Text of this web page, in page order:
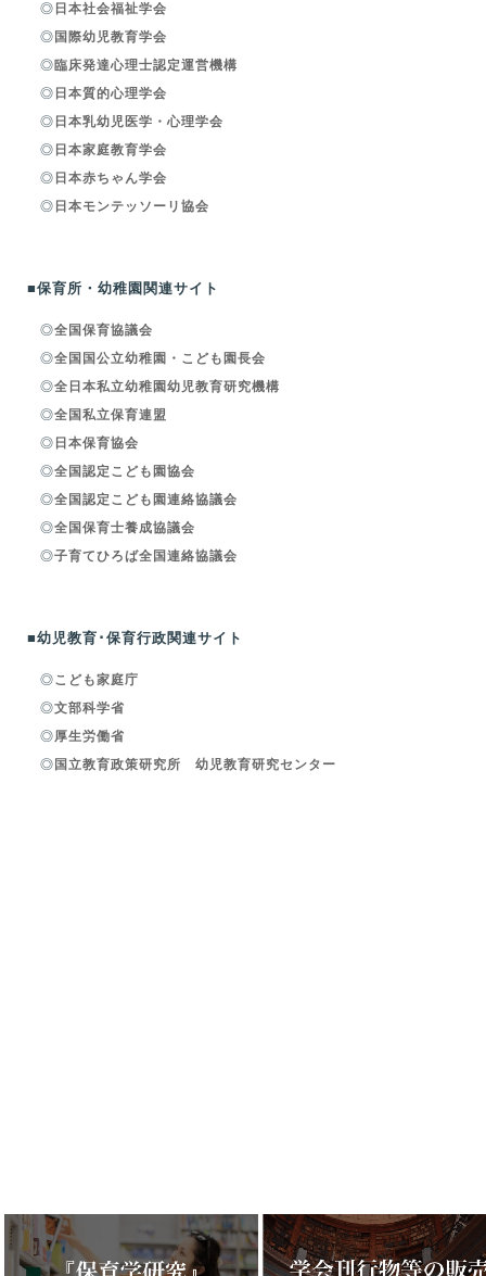
◎ 日本社会福祉学会
◎ 国際幼児教育学会
◎臨床発達心理士認定運営機構
◎ 日本質的心理学会
◎ 日本乳幼児医学・心理学会
◎ 日本家庭教育学会
◎ 日本赤ちゃん学会
◎ 日本モンテッソーリ協会
■保育所・幼稚園関連サイト
◎全国保育協議会
◎全国国公立幼稚園・こども園長会
◎全日本私立幼稚園幼児教育研究機構
◎全国私立保育連盟
◎ 日本保育協会
◎全国認定こども園協会
◎全国認定こども園連絡協議会
◎全国保育士養成協議会
◎子育てひろば全国連絡協議会
■幼児教育･保育行政関連サイト
◎こども家庭庁
◎文部科学省
◎厚生労働省
◎ 国立教育政策研究所 幼児教育研究センター